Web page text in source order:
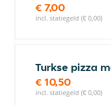
€ 7,00
incl. statiegeld (€ 0,00)
Turkse pizza
€ 10,50
incl. statiegeld (€ 0,00)